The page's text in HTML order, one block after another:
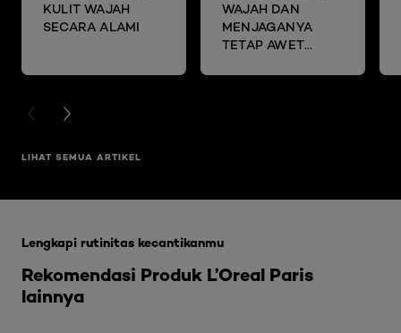
KULIT WAJAH
SECARA ALAMI
WAJAH DAN
MENJAGANYA
TETAP AWET
SHEET MASK
PREVIOUS CARD
NEXT CARD
LIHAT SEMUA ARTIKEL
Rekomendasi Produk L’Oreal Paris
lainnya
Lengkapi rutinitas kecantikanmu